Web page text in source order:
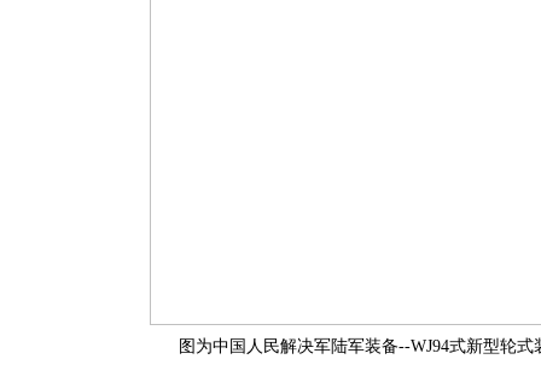
图为中国人民解决军陆军装备--WJ94式新型轮式